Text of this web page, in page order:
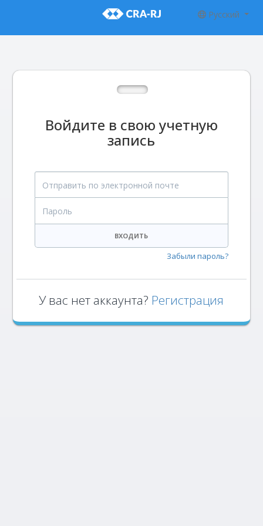
Русский
Войдите в свою учетную
запись
Отправить по электронной почте
ВХОДИТЬ
Забыли пароль?
У вас нет аккаунта? Регистрация